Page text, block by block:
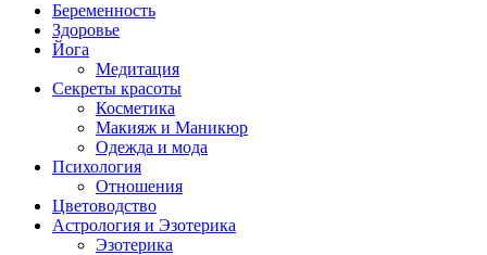
Беременность
Здоровье
Йога
Медитация
Секреты красоты
Косметика
Макияж и Маникюр
Одежда и мода
Психология
Отношения
Цветоводство
Астрология и Эзотерика
Эзотерика